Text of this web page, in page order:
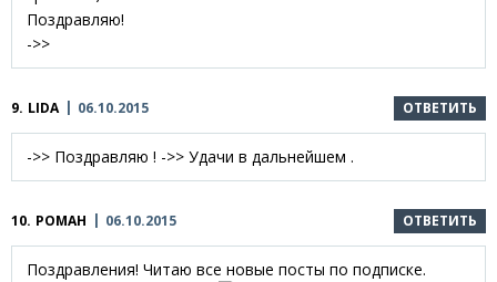
Поздравляю!
->>
9. LIDA 06.10.2015 ОТВЕТИТЬ
->> Поздравляю ! ->> Удачи в дальнейшем .
10. РОМАН 06.10.2015 ОТВЕТИТЬ
Поздравления! Читаю все новые посты по подписке.